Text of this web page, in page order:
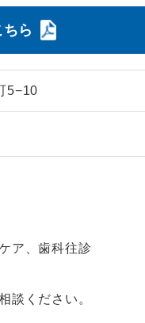
ら
5−10
ア、歯科往診
談ください。